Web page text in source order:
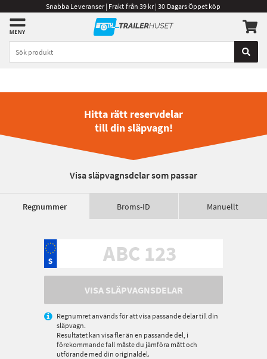
Snabba Leveranser | Frakt från 39 kr | 30 Dagars Öppet köp
Hitta rätt reservdelar
till din släpvagn!
Visa släpvagnsdelar som passar
Regnummer Broms-ID Manuellt
VISA SLÄPVAGNSDELAR
Regnumret används för att visa passande delar till din
släpvagn.
Resultatet kan visa fler än en passande del, i
förekommande fall måste du jämföra mått och
utförande med din originaldel.